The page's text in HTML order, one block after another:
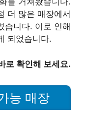
더 많은 매장에서
습니다. 이로 인해
되었습니다.
로 확인해 보세요.
능 매장